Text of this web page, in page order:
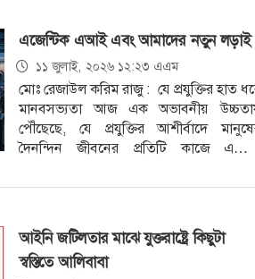
এজেন্টিক এআই এবং আমাদের নতুন লড়াই
১১ জুলাই, ২০২৬ ১২:২৩ এএম
মোঃ রেজাউল করিম রাজু : যে প্রযুক্তির হাত
মানবসভ্যতা আজ এক অভাবনীয়
পৌঁছেছে, যে প্রযুক্তির আশীর্বাদে
দৈনন্দিন জীবনের প্রতিটি কাজে এসেছে
আইনি জটিলতার মাঝে যুক্তরাষ্ট্রে কিছুটা
স্বস্তিতে আলিবাবা